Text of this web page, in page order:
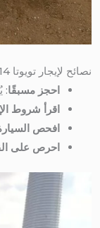
نصائح لإيجار تويوتا 14 راكب
احجز مسبقًا:
اقرأ شروط
افحص
احرص على